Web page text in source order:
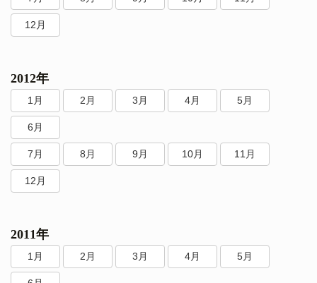
12月
2012年
1月 2月 3月 4月 5月
6月
7月 8月 9月 10月 11月
12月
2011年
1月 2月 3月 4月 5月